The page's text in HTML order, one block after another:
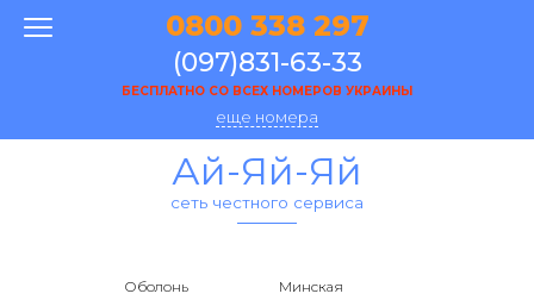
0800 338 297
(097)831-63-33
БЕСПЛАТНО СО ВСЕХ НОМЕРОВ УКРАИНЫ
еще номера
Ай-Яй-Яй
сеть честного сервиса
Оболонь
Минская